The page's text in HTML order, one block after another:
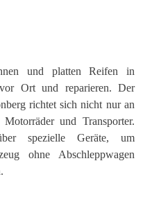
und platten Reifen in
Ort und reparieren. Der
richtet sich nicht nur an
und Transporter.
spezielle Geräte, um
ohne Abschleppwagen